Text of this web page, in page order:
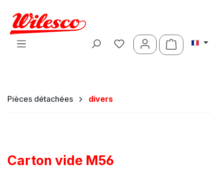
Passer au contenu principal
Le panier
Pièces détachées divers
Carton vide M56